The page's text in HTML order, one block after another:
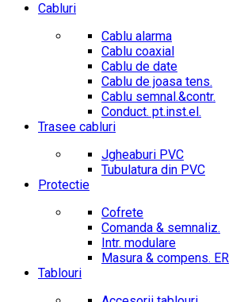
Cabluri
Cablu alarma
Cablu coaxial
Cablu de date
Cablu de joasa tens.
Cablu semnal.&contr.
Conduct. pt.inst.el.
Trasee cabluri
Jgheaburi PVC
Tubulatura din PVC
Protectie
Cofrete
Comanda & semnaliz.
Intr. modulare
Masura & compens. ER
Tablouri